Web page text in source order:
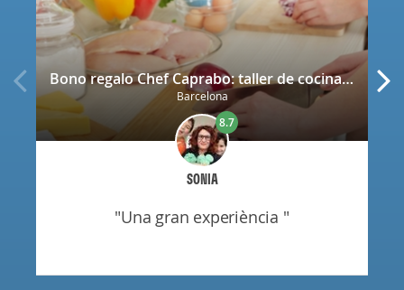
Bono regalo Chef Caprabo: taller de cocina a escoger con degustación
Barcelona
SONIA
8.7
"una gran experiència "